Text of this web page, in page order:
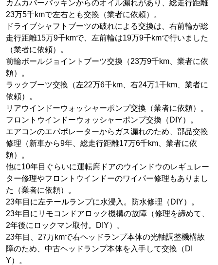
カムカバーパッキンからのオイル漏れがあり、総走行距離
23万5千kmで左右とも交換（業者に依頼）。
ドライブシャフトブーツの破れによる交換は、右前輪が総
走行距離15万9千kmで、左前輪は19万9千kmで行いました
（業者に依頼）。
前輪ボールジョイントブーツ交換（23万9千km、業者に依
頼）。
ラックブーツ交換（左22万6千km、右24万1千km、業者に
依頼）。
リアウインドーウォッシャーポンプ交換（業者に依頼）。
フロントウインドーウォッシャーポンプ交換（DIY）。
エアコンのエバポレーターからガス漏れのため、部品交換
修理（新車から9年、総走行距離17万6千km、業者に依
頼）。
他に10年目ぐらいに運転席ドアのウインドウのレギュレー
ター修理やフロントウインドーのワイパー修理もありまし
た（業者に依頼）。
23年目に左テールランプに水浸入。防水修理（DIY）。
23年目にリモコンドアロック機構の故障（修理を諦めて、
2年後にロックマン取付。DIY）。
23年目、27万kmで右ヘッドランプ本体の光軸調整機構故
障のため、中古ヘッドランプ本体を入手して交換（DI
Y）。